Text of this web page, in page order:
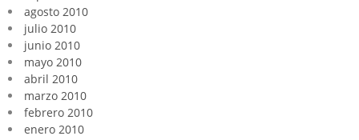
agosto 2010
julio 2010
junio 2010
mayo 2010
abril 2010
marzo 2010
febrero 2010
enero 2010